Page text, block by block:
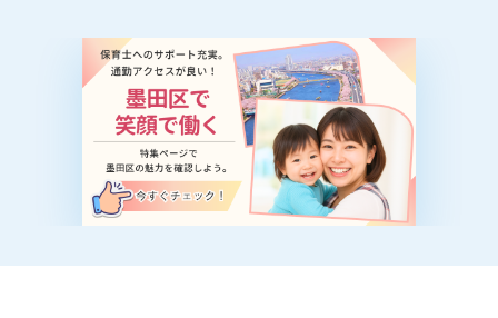
※複数の事業所で運営しているため、近隣の事
業所への配置となる可能性もございます
雇用期間6ヶ月（原則更新・更新上限なし）
・従事すべき業務の変更あり:会社の定める業務
・就業の場所の変更の範囲あり:法人内の通勤可
能な事業所に異動の可能性あり